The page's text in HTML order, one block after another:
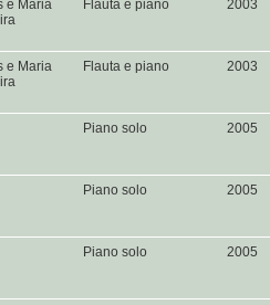
e Maria
Flauta e piano 2003
e Maria
Flauta e piano 2003
Piano solo 2005
Piano solo 2005
Piano solo 2005